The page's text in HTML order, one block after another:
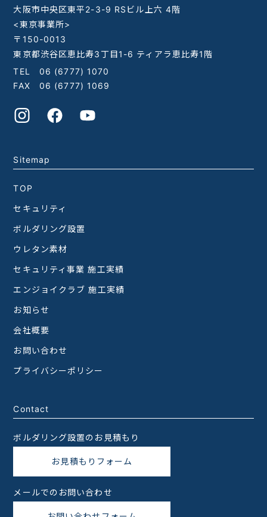
大阪市中央区東平2-3-9 RSビル上六 4階
<東京事業所>
〒150-0013
東京都渋谷区恵比寿3丁目1-6 ティアラ恵比寿1階
TEL 06 (6777) 1070
FAX 06 (6777) 1069
Sitemap
TOP
セキュリティ
ボルダリング設置
ウレタン素材
セキュリティ事業 施工実績
エンジョイクラブ 施工実績
お知らせ
会社概要
お問い合わせ
プライバシーポリシー
Contact
ボルダリング設置のお見積もり
お見積もりフォーム
メールでのお問い合わせ